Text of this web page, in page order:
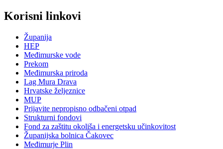
Korisni linkovi
Županija
HEP
Međimurske vode
Prekom
Međimurska priroda
Lag Mura Drava
Hrvatske željeznice
MUP
Prijavite nepropisno odbačeni otpad
Strukturni fondovi
Fond za zaštitu okoliša i energetsku učinkovitost
Županijska bolnica Čakovec
Međimurje Plin